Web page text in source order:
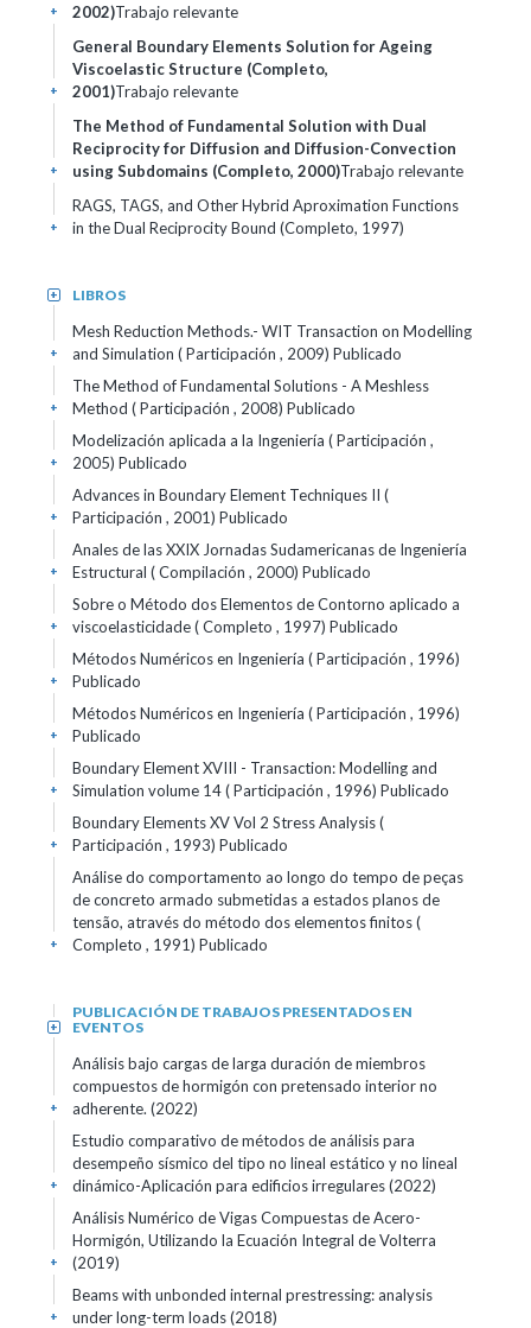
2002)Trabajo relevante
+
General Boundary Elements Solution for Ageing
Viscoelastic Structure (Completo,
2001)Trabajo relevante
+
The Method of Fundamental Solution with Dual
Reciprocity for Diffusion and Diffusion-Convection
using Subdomains (Completo, 2000)Trabajo relevante
+
RAGS, TAGS, and Other Hybrid Aproximation Functions
in the Dual Reciprocity Bound (Completo, 1997)
+
LIBROS
+
Mesh Reduction Methods.- WIT Transaction on Modelling
and Simulation ( Participación , 2009) Publicado
+
The Method of Fundamental Solutions - A Meshless
Method ( Participación , 2008) Publicado
+
Modelización aplicada a la Ingeniería ( Participación ,
2005) Publicado
+
Advances in Boundary Element Techniques II (
Participación , 2001) Publicado
+
Anales de las XXIX Jornadas Sudamericanas de Ingeniería
Estructural ( Compilación , 2000) Publicado
+
Sobre o Método dos Elementos de Contorno aplicado a
viscoelasticidade ( Completo , 1997) Publicado
+
Métodos Numéricos en Ingeniería ( Participación , 1996)
Publicado
+
Métodos Numéricos en Ingeniería ( Participación , 1996)
Publicado
+
Boundary Element XVIII - Transaction: Modelling and
Simulation volume 14 ( Participación , 1996) Publicado
+
Boundary Elements XV Vol 2 Stress Analysis (
Participación , 1993) Publicado
+
Análise do comportamento ao longo do tempo de peças
de concreto armado submetidas a estados planos de
tensão, através do método dos elementos finitos (
Completo , 1991) Publicado
+
PUBLICACIÓN DE TRABAJOS PRESENTADOS EN
EVENTOS
+
Análisis bajo cargas de larga duración de miembros
compuestos de hormigón con pretensado interior no
adherente. (2022)
+
Estudio comparativo de métodos de análisis para
desempeño sísmico del tipo no lineal estático y no lineal
dinámico-Aplicación para edificios irregulares (2022)
+
Análisis Numérico de Vigas Compuestas de Acero-
Hormigón, Utilizando la Ecuación Integral de Volterra
(2019)
+
Beams with unbonded internal prestressing: analysis
under long-term loads (2018)
+